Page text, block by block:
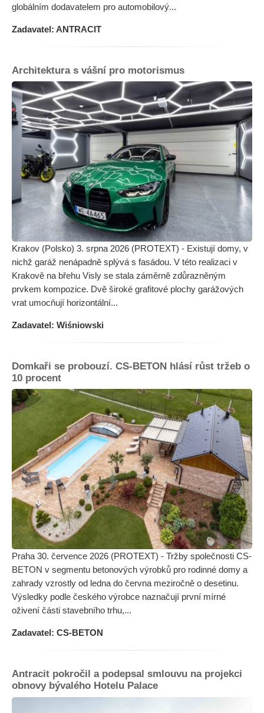
globálním dodavatelem pro automobilový...
Zadavatel: ANTRACIT
Architektura s vášní pro motorismus
Krakov (Polsko) 3. srpna 2026 (PROTEXT) - Existují domy, v
nichž garáž nenápadně splývá s fasádou. V této realizaci v
Krakově na břehu Visly se stala záměrně zdůrazněným
prvkem kompozice. Dvě široké grafitové plochy garážových
vrat umocňují horizontální...
Zadavatel: Wiśniowski
Domkaři se probouzí. CS-BETON hlásí růst tržeb o
10 procent
Praha 30. července 2026 (PROTEXT) - Tržby společnosti CS-
BETON v segmentu betonových výrobků pro rodinné domy a
zahrady vzrostly od ledna do června meziročně o desetinu.
Výsledky podle českého výrobce naznačují první mírné
oživení části stavebního trhu,...
Zadavatel: CS-BETON
Antracit pokročil a podepsal smlouvu na projekci
obnovy bývalého Hotelu Palace